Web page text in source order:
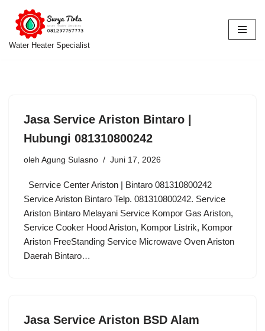
Lompat
ke
Water Heater Specialist
Jasa Service Ariston Bintaro |
Hubungi 081310800242
oleh Agung Sulasno Juni 17, 2026
Serrvice Center Ariston | Bintaro 081310800242
Service Ariston Bintaro Telp. 081310800242. Service
Ariston Bintaro Melayani Service Kompor Gas Ariston,
Service Cooker Hood Ariston, Kompor Listrik, Kompor
Ariston FreeStanding Service Microwave Oven Ariston
Daerah Bintaro…
Jasa Service Ariston BSD Alam